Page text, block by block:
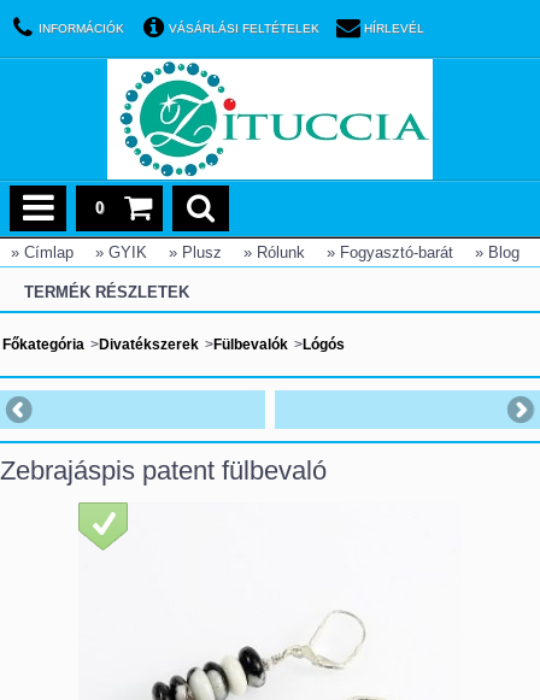
INFORMÁCIÓK VÁSÁRLÁSI FELTÉTELEK HÍRLEVÉL
0
» Címlap » GYIK » Plusz » Rólunk » Fogyasztó-barát » Blog
TERMÉK RÉSZLETEK
Főkategória >Divatékszerek >Fülbevalók >Lógós
Zebrajáspis patent fülbevaló